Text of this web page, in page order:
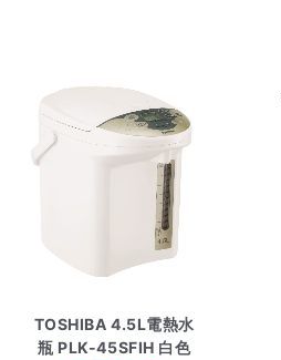
TOSHIBA 4.5L電熱水
瓶 PLK-45SFIH 白色